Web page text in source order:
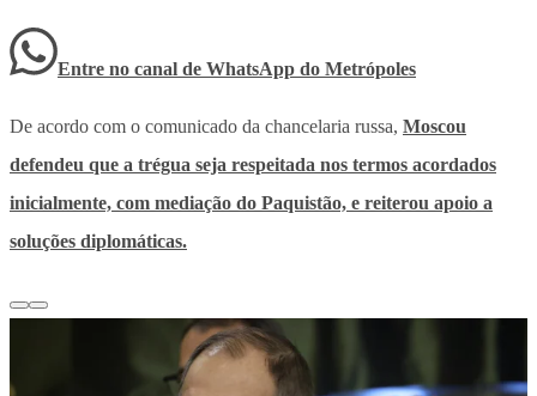
Entre no canal de WhatsApp do Metrópoles
De acordo com o comunicado da chancelaria russa, Moscou
defendeu que a trégua seja respeitada nos termos acordados
inicialmente, com mediação do Paquistão, e reiterou apoio a
soluções diplomáticas.